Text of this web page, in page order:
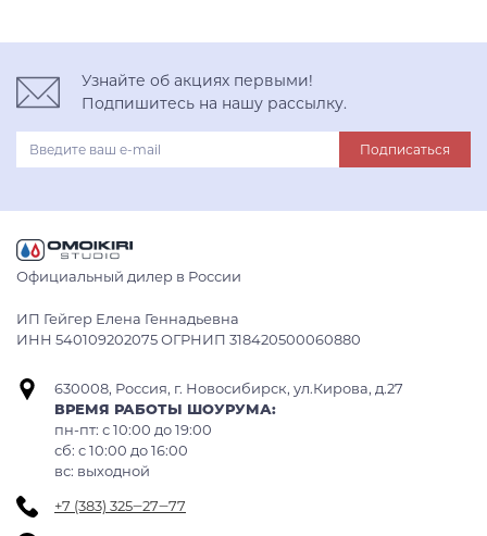
Узнайте об акциях первыми!
Подпишитесь на нашу рассылку.
Подписаться
Официальный дилер в России
ИП Гейгер Елена Геннадьевна
ИНН 540109202075 ОГРНИП 318420500060880
630008, Россия, г. Новосибирск, ул.Кирова, д.27
ВРЕМЯ РАБОТЫ ШОУРУМА:
пн-пт: с 10:00 до 19:00
сб: c 10:00 до 16:00
вс: выходной
+7 (383) 325‒27‒77